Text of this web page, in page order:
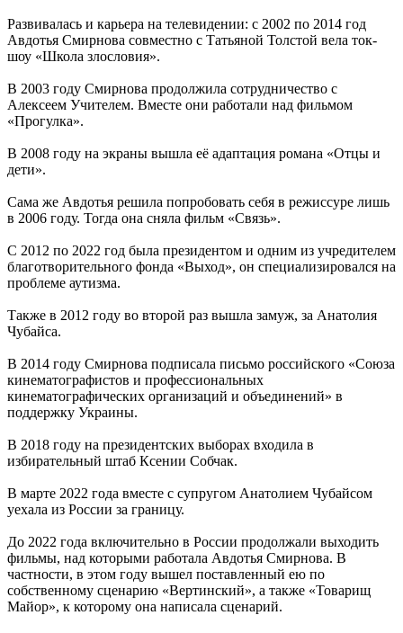
Развивалась и карьера на телевидении: с 2002 по 2014 год
Авдотья Смирнова совместно с Татьяной Толстой вела ток-
шоу «Школа злословия».
В 2003 году Смирнова продолжила сотрудничество с
Алексеем Учителем. Вместе они работали над фильмом
«Прогулка».
В 2008 году на экраны вышла её адаптация романа «Отцы и
дети».
Сама же Авдотья решила попробовать себя в режиссуре лишь
в 2006 году. Тогда она сняла фильм «Связь».
С 2012 по 2022 год была президентом и одним из учредителем
благотворительного фонда «Выход», он специализировался на
проблеме аутизма.
Также в 2012 году во второй раз вышла замуж, за Анатолия
Чубайса.
В 2014 году Смирнова подписала письмо российского «Союза
кинематографистов и профессиональных
кинематографических организаций и объединений» в
поддержку Украины.
В 2018 году на президентских выборах входила в
избирательный штаб Ксении Собчак.
В марте 2022 года вместе с супругом Анатолием Чубайсом
уехала из России за границу.
До 2022 года включительно в России продолжали выходить
фильмы, над которыми работала Авдотья Смирнова. В
частности, в этом году вышел поставленный ею по
собственному сценарию «Вертинский», а также «Товарищ
Майор», к которому она написала сценарий.